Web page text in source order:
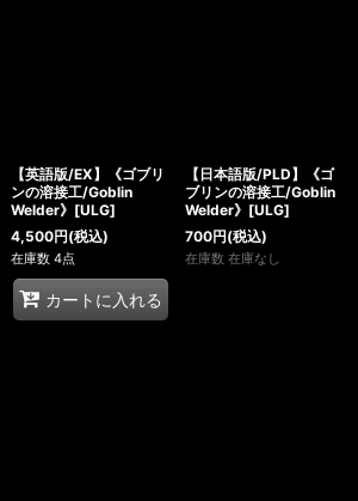
【英語版/EX】《ゴブリ
ンの溶接工/Goblin
Welder》[ULG]
4,500円(税込)
在庫数 4点
カートに入れる
【日本語版/PLD】《ゴ
ブリンの溶接工/Goblin
Welder》[ULG]
700円(税込)
在庫数 在庫なし